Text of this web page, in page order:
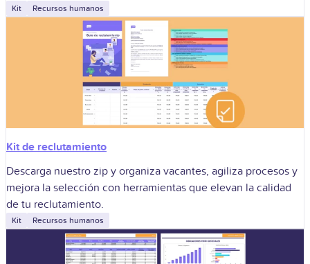
Kit Recursos humanos
Kit de reclutamiento
Descarga nuestro zip y organiza vacantes, agiliza procesos y
mejora la selección con herramientas que elevan la calidad
de tu reclutamiento.
Kit Recursos humanos